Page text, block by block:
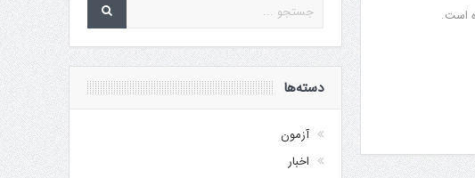
است.
دسته‌ها
آزمون
اخبار